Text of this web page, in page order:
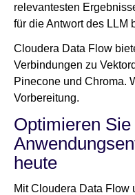
relevantesten
für die Antwort des LLM
Cloudera Data Flow
Verbindungen zu
Pinecone und Chroma.
Vorbereitung.
Optimieren
heute
Mit Cloudera Data Flow